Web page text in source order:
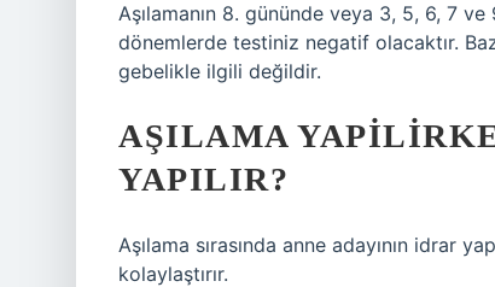
Aşılamanın 8. gününde veya 3, 5, 6, 7
dönemlerde testiniz negatif olacaktır.
gebelikle ilgili değildir.
AŞILAMA
YAPILIR?
Aşılama sırasında anne adayının idrar
kolaylaştırır.